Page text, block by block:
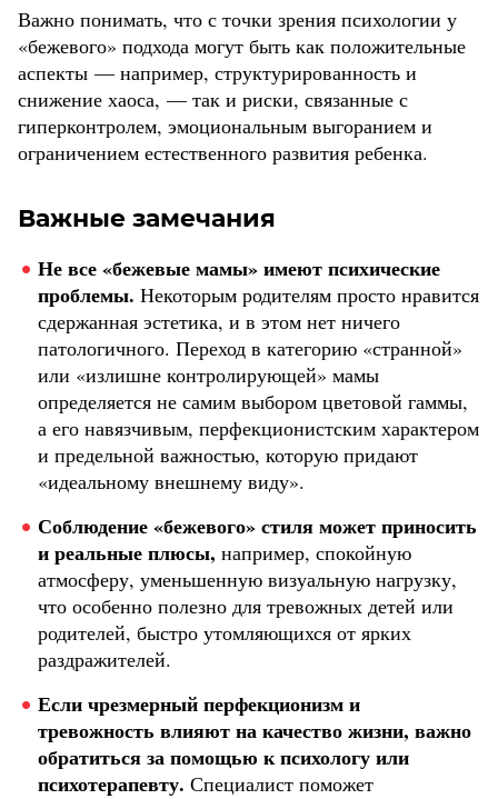
Важно понимать, что с точки зрения психологии у
«бежевого» подхода могут быть как положительные
аспекты — например, структурированность и
снижение хаоса, — так и риски, связанные с
гиперконтролем, эмоциональным выгоранием и
ограничением естественного развития ребенка.
Важные замечания
Не все «бежевые мамы» имеют психические
проблемы. Некоторым родителям просто нравится
сдержанная эстетика, и в этом нет ничего
патологичного. Переход в категорию «странной»
или «излишне контролирующей» мамы
определяется не самим выбором цветовой гаммы,
а его навязчивым, перфекционистским характером
и предельной важностью, которую придают
«идеальному внешнему виду».
Соблюдение «бежевого» стиля может приносить
и реальные плюсы, например, спокойную
атмосферу, уменьшенную визуальную нагрузку,
что особенно полезно для тревожных детей или
родителей, быстро утомляющихся от ярких
раздражителей.
Если чрезмерный перфекционизм и
тревожность влияют на качество жизни, важно
обратиться за помощью к психологу или
психотерапевту. Специалист поможет